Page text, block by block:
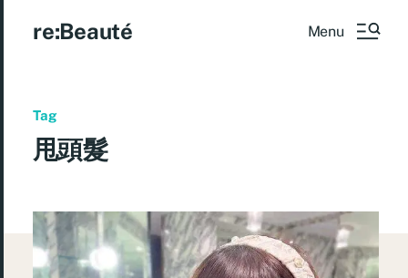
re:Beauté Menu
Tag
甩頭髮